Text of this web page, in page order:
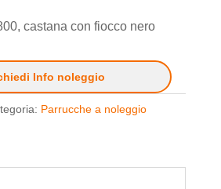
castana con fiocco nero
Info noleggio
Parrucche a noleggio